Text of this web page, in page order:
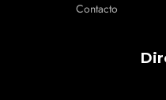
Contacto